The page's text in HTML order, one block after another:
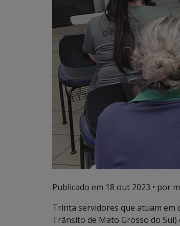
Publicado em 18 out 2023 • por
Trinta servidores que atuam em
Trânsito de Mato Grosso do